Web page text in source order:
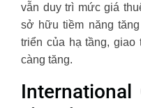
vẫn duy trì mức giá
sở hữu tiềm năng
triển của hạ tầng,
càng tăng.